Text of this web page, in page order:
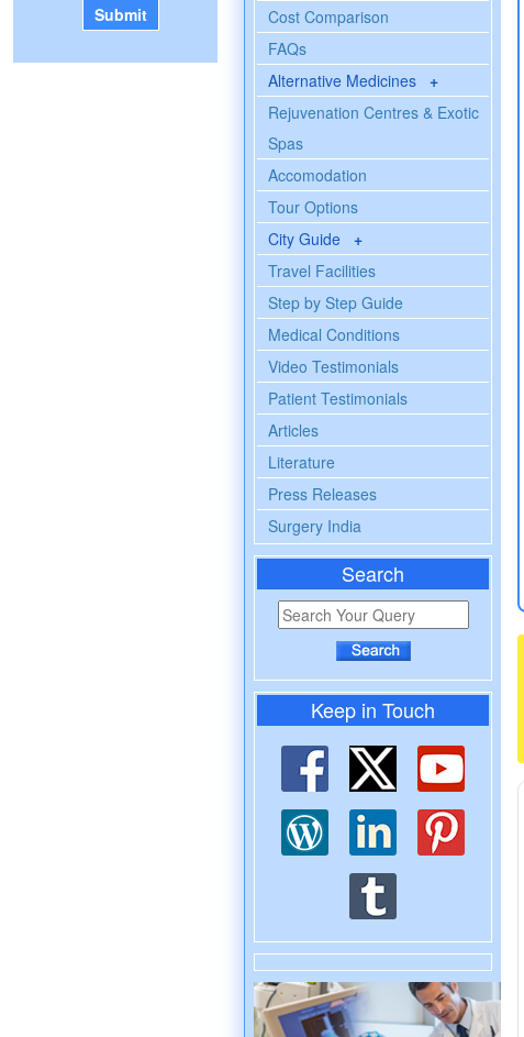
Cost Comparison
FAQs
Alternative Medicines +
Rejuvenation Centres & Exotic
Spas
Accomodation
Tour Options
City Guide +
Travel Facilities
Step by Step Guide
Medical Conditions
Video Testimonials
Patient Testimonials
Articles
Literature
Press Releases
Surgery India
Search
Keep in Touch